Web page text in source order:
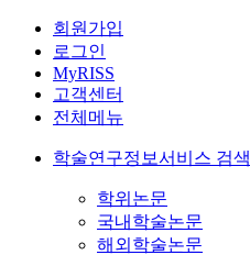
회원가입
로그인
MyRISS
고객센터
전체메뉴
학술연구정보서비스 검색
학위논문
국내학술논문
해외학술논문